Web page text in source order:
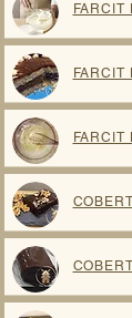
FARCIT
FARCIT
FARCIT